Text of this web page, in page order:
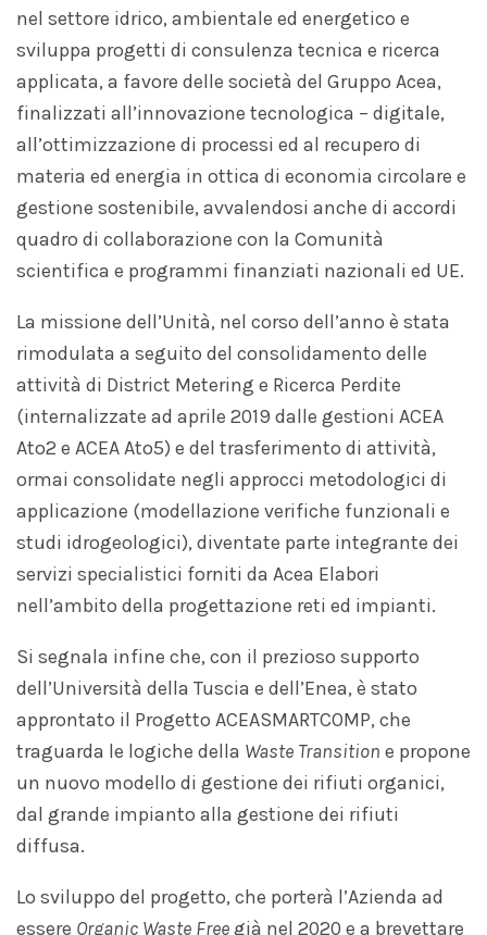
nel settore idrico, ambientale ed energetico e
sviluppa progetti di consulenza tecnica e ricerca
applicata, a favore delle società del Gruppo Acea,
finalizzati all’innovazione tecnologica – digitale,
all’ottimizzazione di processi ed al recupero di
materia ed energia in ottica di economia circolare e
gestione sostenibile, avvalendosi anche di accordi
quadro di collaborazione con la Comunità
scientifica e programmi finanziati nazionali ed UE.
La missione dell’Unità, nel corso dell’anno è stata
rimodulata a seguito del consolidamento delle
attività di District Metering e Ricerca Perdite
(internalizzate ad aprile 2019 dalle gestioni ACEA
Ato2 e ACEA Ato5) e del trasferimento di attività,
ormai consolidate negli approcci metodologici di
applicazione (modellazione verifiche funzionali e
studi idrogeologici), diventate parte integrante dei
servizi specialistici forniti da Acea Elabori
nell’ambito della progettazione reti ed impianti.
Si segnala infine che, con il prezioso supporto
dell’Università della Tuscia e dell’Enea, è stato
approntato il Progetto ACEASMARTCOMP, che
traguarda le logiche della Waste Transition e propone
un nuovo modello di gestione dei rifiuti organici,
dal grande impianto alla gestione dei rifiuti
diffusa.
Lo sviluppo del progetto, che porterà l’Azienda ad
essere Organic Waste Freegià nel 2020 e a brevettare